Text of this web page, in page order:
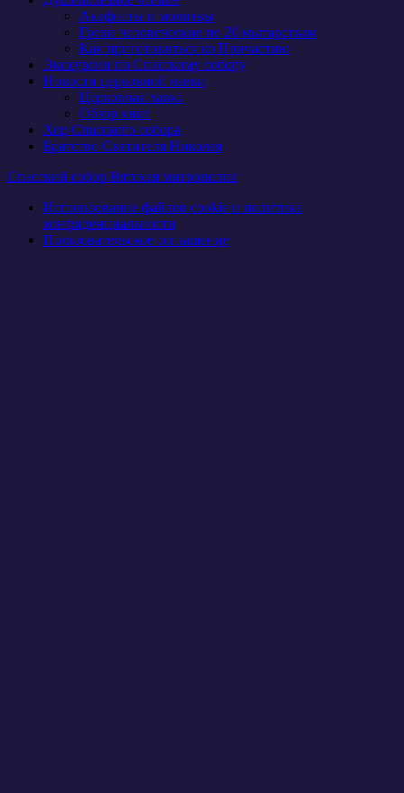
Акафисты и молитвы
Грехи человеческие по 20 мытарствам
Как приготовиться ко Причастию
Экскурсии по Спасскому собору
Новости церковной лавки
Церковная лавка
Обзор книг
Хор Спасского собора
Братство Святителя Николая
Спасский собор Вятская митрополия
Использование файлов cookie и политика
конфиденциальности
Пользовательское соглашение